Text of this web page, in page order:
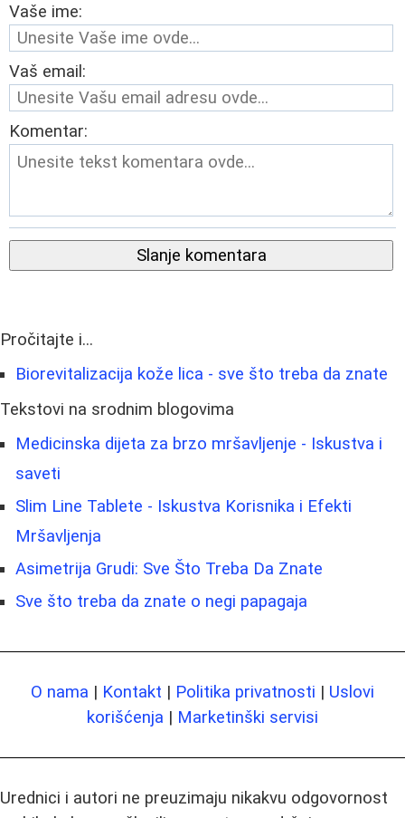
Vaše ime:
Vaš email:
Komentar:
Slanje komentara
Pročitajte i...
Biorevitalizacija kože lica - sve što treba da znate
Tekstovi na srodnim blogovima
Medicinska dijeta za brzo mršavljenje - Iskustva i
saveti
Slim Line Tablete - Iskustva Korisnika i Efekti
Mršavljenja
Asimetrija Grudi: Sve Što Treba Da Znate
Sve što treba da znate o negi papagaja
O nama | Kontakt | Politika privatnosti | Uslovi
korišćenja | Marketinški servisi
Urednici i autori ne preuzimaju nikakvu odgovornost